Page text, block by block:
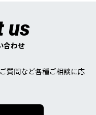
us
合わせ
質問など各種ご相談に応